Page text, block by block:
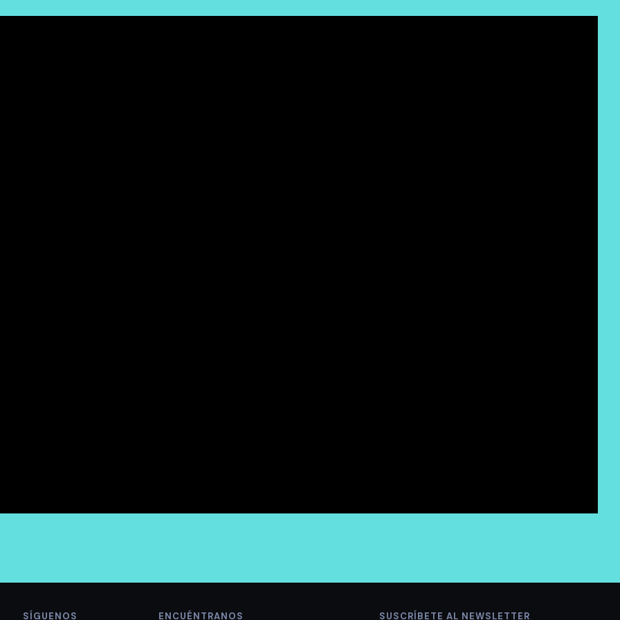
SÍGUENOS ENCUÉNTRANOS SUSCRÍBETE AL NEWSLETTER